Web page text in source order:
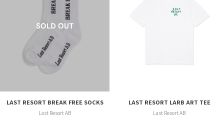
LAST RESORT BREAK FREE SOCKS
Last Resort AB
LAST RESORT LARB ART TEE
Last Resort AB